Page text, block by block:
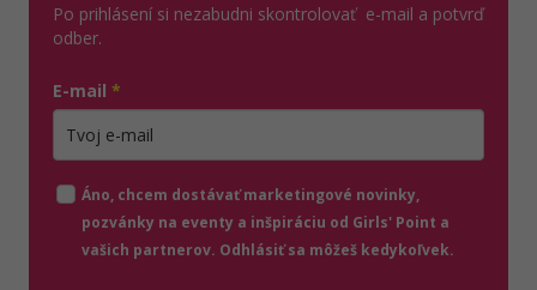
Po prihlásení si nezabudni skontrolovať e-mail a potvrď
odber.
E-mail *
Áno, chcem dostávať marketingové novinky,
pozvánky na eventy a inšpiráciu od Girls' Point a
vašich partnerov. Odhlásiť sa môžeš kedykoľvek.